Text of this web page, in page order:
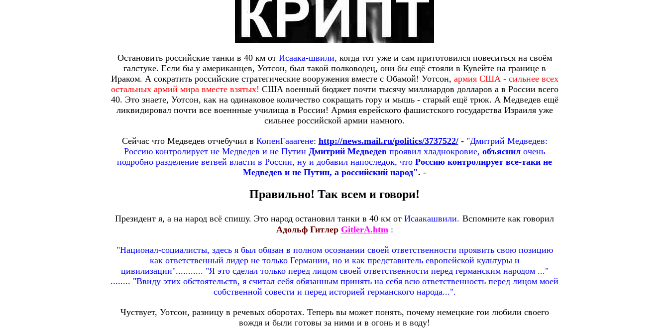
Остановить российские танки в 40 км от Исаака-швили, когда тот уже и сам притотовился повеситься на своём
галстуке. Если бы у американцев, Уотсон, был такой полководец, они бы ещё стояли в Кувейте на границе в
Ираком. А сократить российские стратегические вооружения вместе с Обамой! Уотсон, армия США - сильнее всех
остальных армий мира вместе взятых! США военный бюджет почти тысячу миллиардов долларов а в России всего
40. Это знаете, Уотсон, как на одинаковое количество сокращать гору и мышь - старый ещё трюк. А Медведев ещё
ликвидировал почти все военнные училища в России! Армия еврейского фашистского государства Израиля уже
сильнее российской армии намного.
Сейчас что Медведев отчебучил в КопенГааагене: http://news.mail.ru/politics/3737522/- "Дмитрий Медведев:
Россию контролирует не Медведев и не Путин Дмитрий Медведев проявил хладнокровие, объяснил очень
подробно разделение ветвей власти в России, ну и добавил напоследок, что Россию контролирует все-таки не
Медведев и не Путин, а российский народ". -
Правильно! Так всем и говори!
Президент я, а на народ всё спишу. Это народ остановил танки в 40 км от Исаакашвили. Вспомните как говорил
Адольф Гитлер GitlerA.htm :
"Национал-социалисты, здесь я был обязан в полном осознании своей ответственности проявить свою позицию
как ответственный лидер не только Германии, но и как представитель европейской культуры и
цивилизации"........... "Я это сделал только перед лицом своей ответственности перед германским народом ..."
........ "Ввиду этих обстоятельств, я считал себя обязанным принять на себя всю ответственность перед лицом моей
собственной совести и перед историей германского народа...".
Чуствует, Уотсон, разницу в речевых оборотах. Теперь вы может понять, почему немецкие гои любили своего
вождя и были готовы за ними и в огонь и в воду!